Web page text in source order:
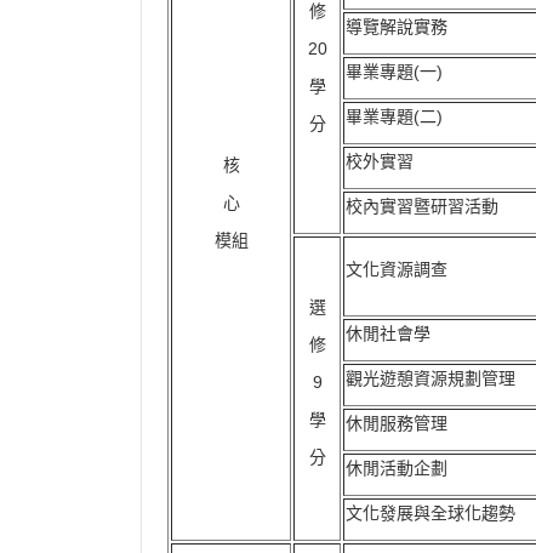
核
心
模組
修
20
學
分
導覽解說實務
畢業專題(一)
畢業專題(二)
校外實習
校內實習暨研習活動
選
修
9
學
分
文化資源調查
休閒社會學
觀光遊憩資源規劃管理
休閒服務管理
休閒活動企劃
文化發展與全球化趨勢